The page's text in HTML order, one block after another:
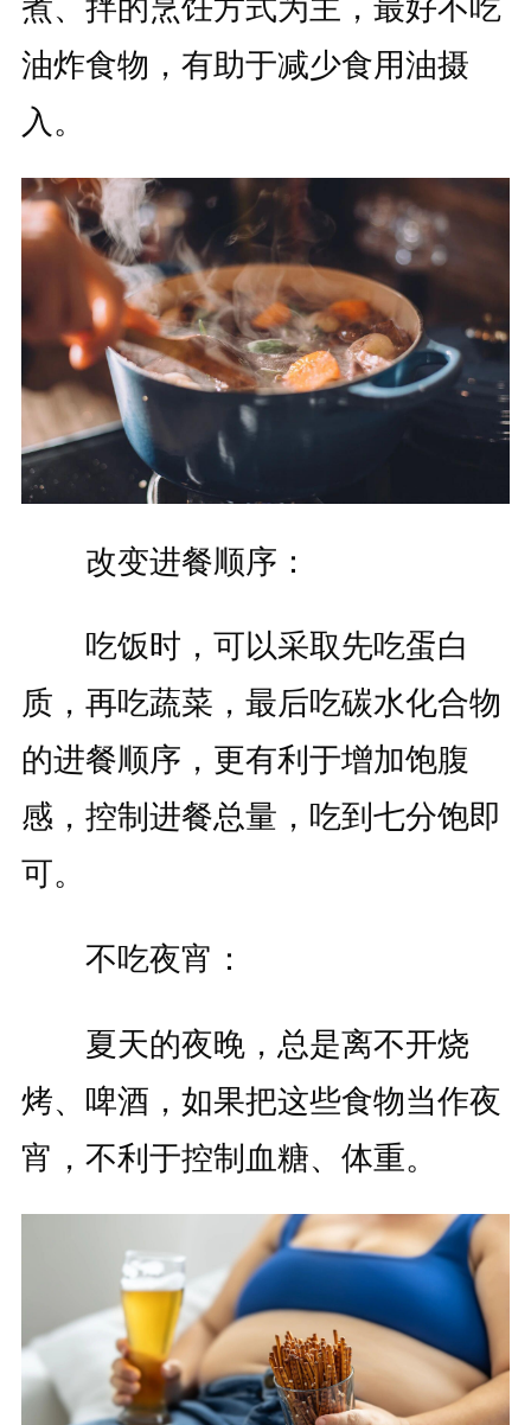
煮、拌的烹饪方式为主，最好不吃
油炸食物，有助于减少食用油摄
入。
改变进餐顺序：
吃饭时，可以采取先吃蛋白
质，再吃蔬菜，最后吃碳水化合物
的进餐顺序，更有利于增加饱腹
感，控制进餐总量，吃到七分饱即
可。
不吃夜宵：
夏天的夜晚，总是离不开烧
烤、啤酒，如果把这些食物当作夜
宵，不利于控制血糖、体重。